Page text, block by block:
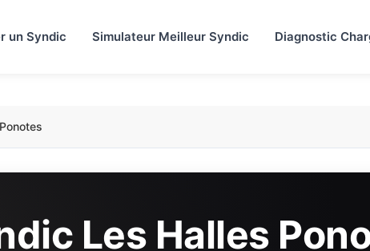
un Syndic Simulateur Meilleur Syndic Diagnostic
Les Halles